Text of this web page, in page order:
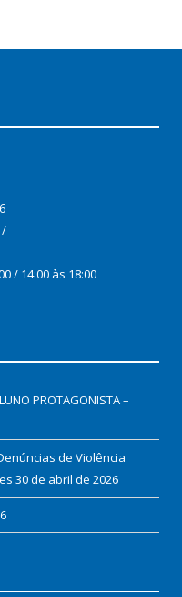
/
/ 14:00 às 18:00
PROTAGONISTA –
Denúncias de Violência
30 de abril de 2026